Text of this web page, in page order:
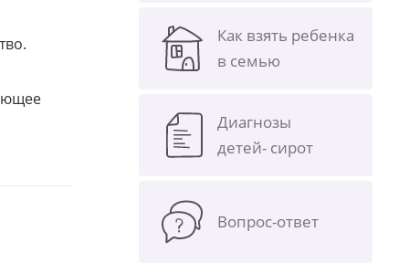
Как взять ребенка
в семью
Диагнозы
детей- сирот
Вопрос-ответ